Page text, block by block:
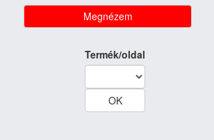
Megnézem
Termék/oldal